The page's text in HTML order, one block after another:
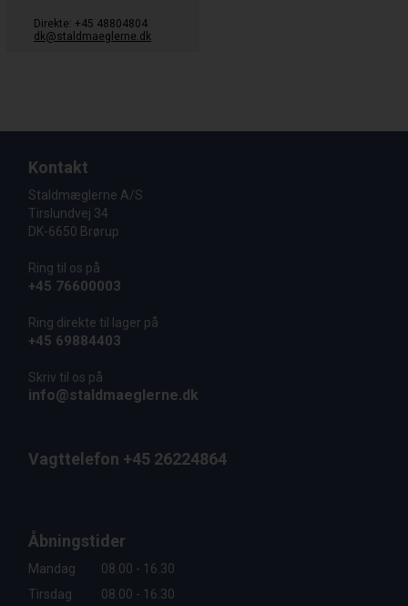
Direkte: +45 48804804
dk@staldmaeglerne.dk
Kontakt
Staldmæglerne A/S
Tirslundvej 34
DK-6650 Brørup
Ring til os på
+45 76600003
Ring direkte til lager på
+45 69884403
Skriv til os på
info@staldmaeglerne.dk
Vagttelefon +45 26224864
Åbningstider
Mandag
08.00 - 16.30
Tirsdag
08.00 - 16.30